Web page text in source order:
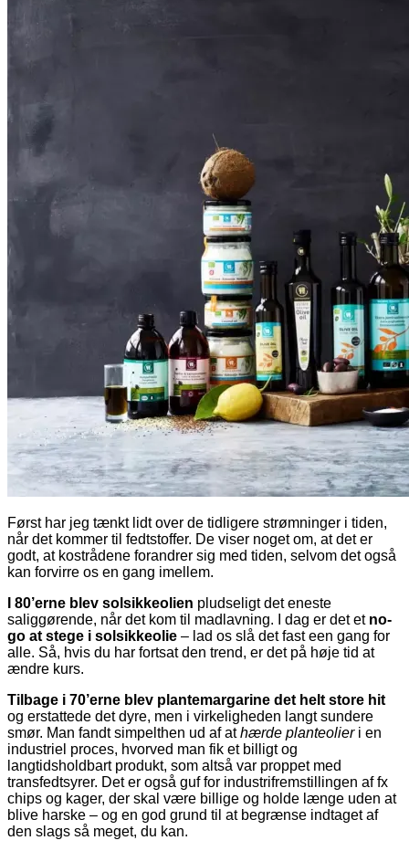
Først har jeg tænkt lidt over de tidligere strømninger i tiden,
når det kommer til fedtstoffer. De viser noget om, at det er
godt, at kostrådene forandrer sig med tiden, selvom det også
kan forvirre os en gang imellem.
I 80’erne blev solsikkeolien pludseligt det eneste
saliggørende, når det kom til madlavning. I dag er det et no-
go at stege i solsikkeolie – lad os slå det fast een gang for
alle. Så, hvis du har fortsat den trend, er det på høje tid at
ændre kurs.
Tilbage i 70’erne blev plantemargarine det helt store hit
og erstattede det dyre, men i virkeligheden langt sundere
smør. Man fandt simpelthen ud af athærde planteolieri en
industriel proces, hvorved man fik et billigt og
langtidsholdbart produkt, som altså var proppet med
transfedtsyrer. Det er også guf for industrifremstillingen af fx
chips og kager, der skal være billige og holde længe uden at
blive harske – og en god grund til at begrænse indtaget af
den slags så meget, du kan.